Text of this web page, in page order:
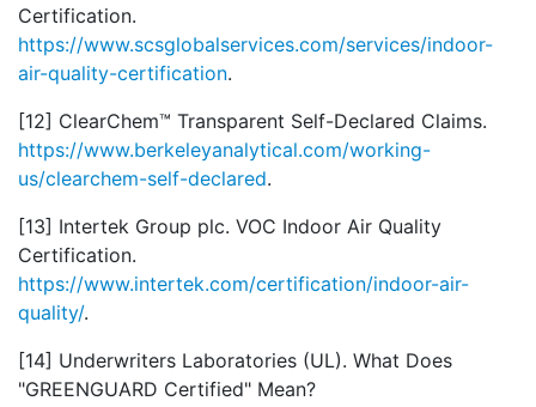
Certification.
https://www.scsglobalservices.com/services/indoor-
air-quality-certification.
[12] ClearChem™ Transparent Self-Declared Claims.
https://www.berkeleyanalytical.com/working-
us/clearchem-self-declared.
[13] Intertek Group plc. VOC Indoor Air Quality
Certification.
https://www.intertek.com/certification/indoor-air-
quality/.
[14] Underwriters Laboratories (UL). What Does
"GREENGUARD Certified" Mean?